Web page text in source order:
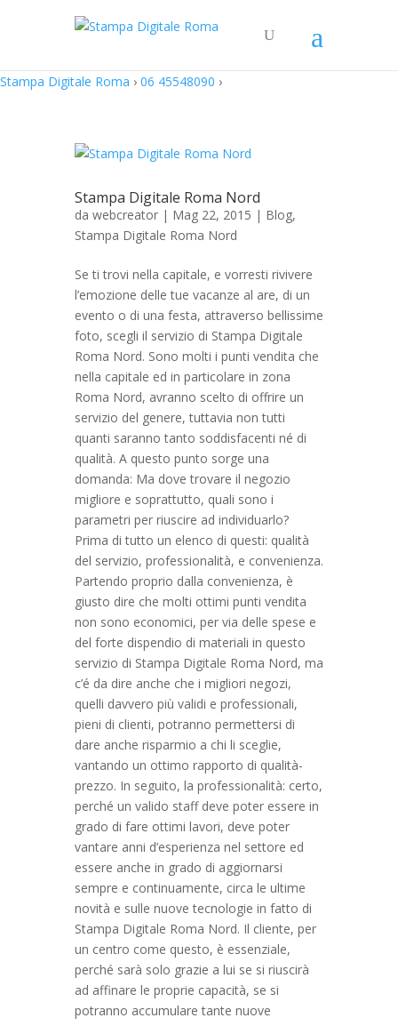
Stampa Digitale Roma › 06 45548090 ›
Stampa Digitale Roma Nord
da webcreator | Mag 22, 2015 | Blog,
Stampa Digitale Roma Nord
Se ti trovi nella capitale, e vorresti rivivere
l’emozione delle tue vacanze al are, di un
evento o di una festa, attraverso bellissime
foto, scegli il servizio di Stampa Digitale
Roma Nord. Sono molti i punti vendita che
nella capitale ed in particolare in zona
Roma Nord, avranno scelto di offrire un
servizio del genere, tuttavia non tutti
quanti saranno tanto soddisfacenti né di
qualità. A questo punto sorge una
domanda: Ma dove trovare il negozio
migliore e soprattutto, quali sono i
parametri per riuscire ad individuarlo?
Prima di tutto un elenco di questi: qualità
del servizio, professionalità, e convenienza.
Partendo proprio dalla convenienza, è
giusto dire che molti ottimi punti vendita
non sono economici, per via delle spese e
del forte dispendio di materiali in questo
servizio di Stampa Digitale Roma Nord, ma
c’é da dire anche che i migliori negozi,
quelli davvero più validi e professionali,
pieni di clienti, potranno permettersi di
dare anche risparmio a chi li sceglie,
vantando un ottimo rapporto di qualità-
prezzo. In seguito, la professionalità: certo,
perché un valido staff deve poter essere in
grado di fare ottimi lavori, deve poter
vantare anni d’esperienza nel settore ed
essere anche in grado di aggiornarsi
sempre e continuamente, circa le ultime
novità e sulle nuove tecnologie in fatto di
Stampa Digitale Roma Nord. Il cliente, per
un centro come questo, è essenziale,
perché sarà solo grazie a lui se si riuscirà
ad affinare le proprie capacità, se si
potranno accumulare tante nuove